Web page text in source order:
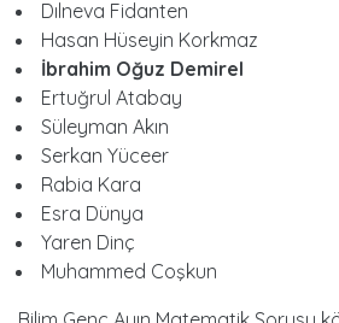
Dılneva Fidanten
Hasan Hüseyin Korkmaz
İbrahim Oğuz Demirel
Ertuğrul Atabay
Süleyman Akın
Serkan Yüceer
Rabia Kara
Esra Dünya
Yaren Dinç
Muhammed Coşkun